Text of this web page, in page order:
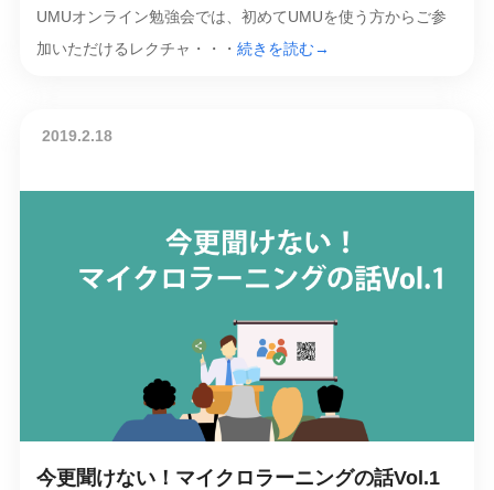
UMUオンライン勉強会では、初めてUMUを使う方からご参
加いただけるレクチャ・・・ 続きを読む→
2019.2.18
今更聞けない！マイクロラーニングの話Vol.1